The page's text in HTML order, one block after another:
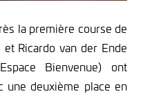
la première course de
Ricardo van der Ende
Bienvenue) ont
une deuxième place en